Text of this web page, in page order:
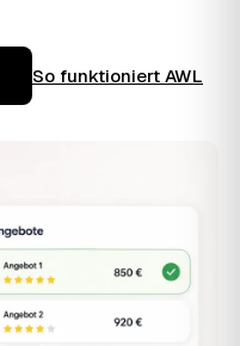
So funktioniert AWL